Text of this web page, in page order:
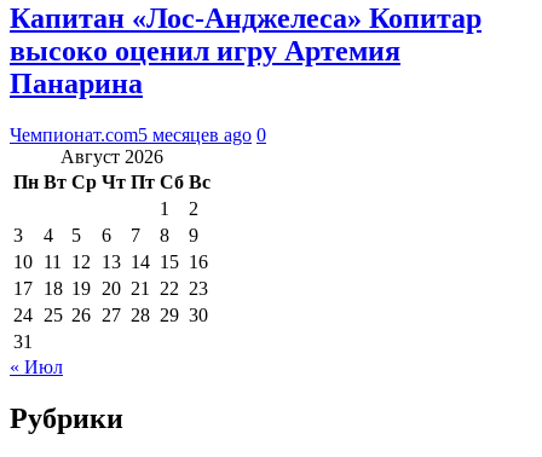
Капитан «Лос-Анджелеса» Копитар
высоко оценил игру Артемия
Панарина
Чемпионат.com5 месяцев ago 0
Август 2026
Пн Вт Ср Чт Пт Сб Вс
1
2
3
4 5 6 7 8
9
10 11 12 13 14 15 16
17 18 19 20 21 22 23
24 25 26 27 28 29 30
31
« Июл
Рубрики